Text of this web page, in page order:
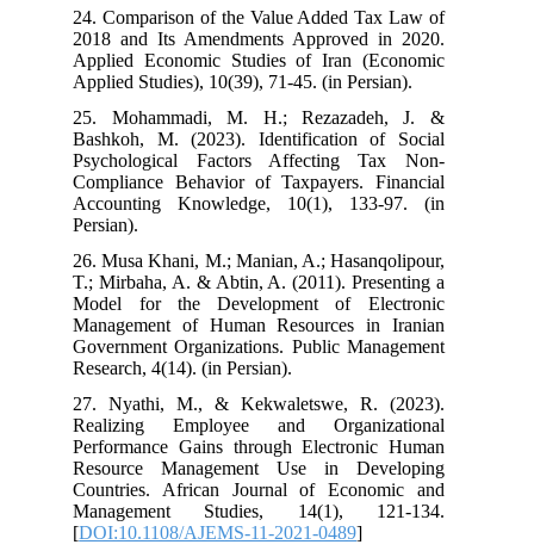
24. Comparison of the Value Added Tax Law of
2018 and Its Amendments Approved in 2020.
Applied Economic Studies of Iran (Economic
Applied Studies), 10(39), 71-45. (in Persian).
25. Mohammadi, M. H.; Rezazadeh, J. &
Bashkoh, M. (2023). Identification of Social
Psychological Factors Affecting Tax Non-
Compliance Behavior of Taxpayers. Financial
Accounting Knowledge, 10(1), 133-97. (in
Persian).
26. Musa Khani, M.; Manian, A.; Hasanqolipour,
T.; Mirbaha, A. & Abtin, A. (2011). Presenting a
Model for the Development of Electronic
Management of Human Resources in Iranian
Government Organizations. Public Management
Research, 4(14). (in Persian).
27. Nyathi, M., & Kekwaletswe, R. (2023).
Realizing Employee and Organizational
Performance Gains through Electronic Human
Resource Management Use in Developing
Countries. African Journal of Economic and
Management Studies, 14(1), 121-134.‏
[DOI:10.1108/AJEMS-11-2021-0489